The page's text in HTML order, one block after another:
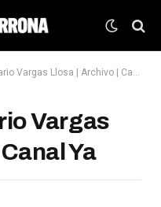
Vargas Llosa | Archivo | Canal Ya
Vargas
Ya